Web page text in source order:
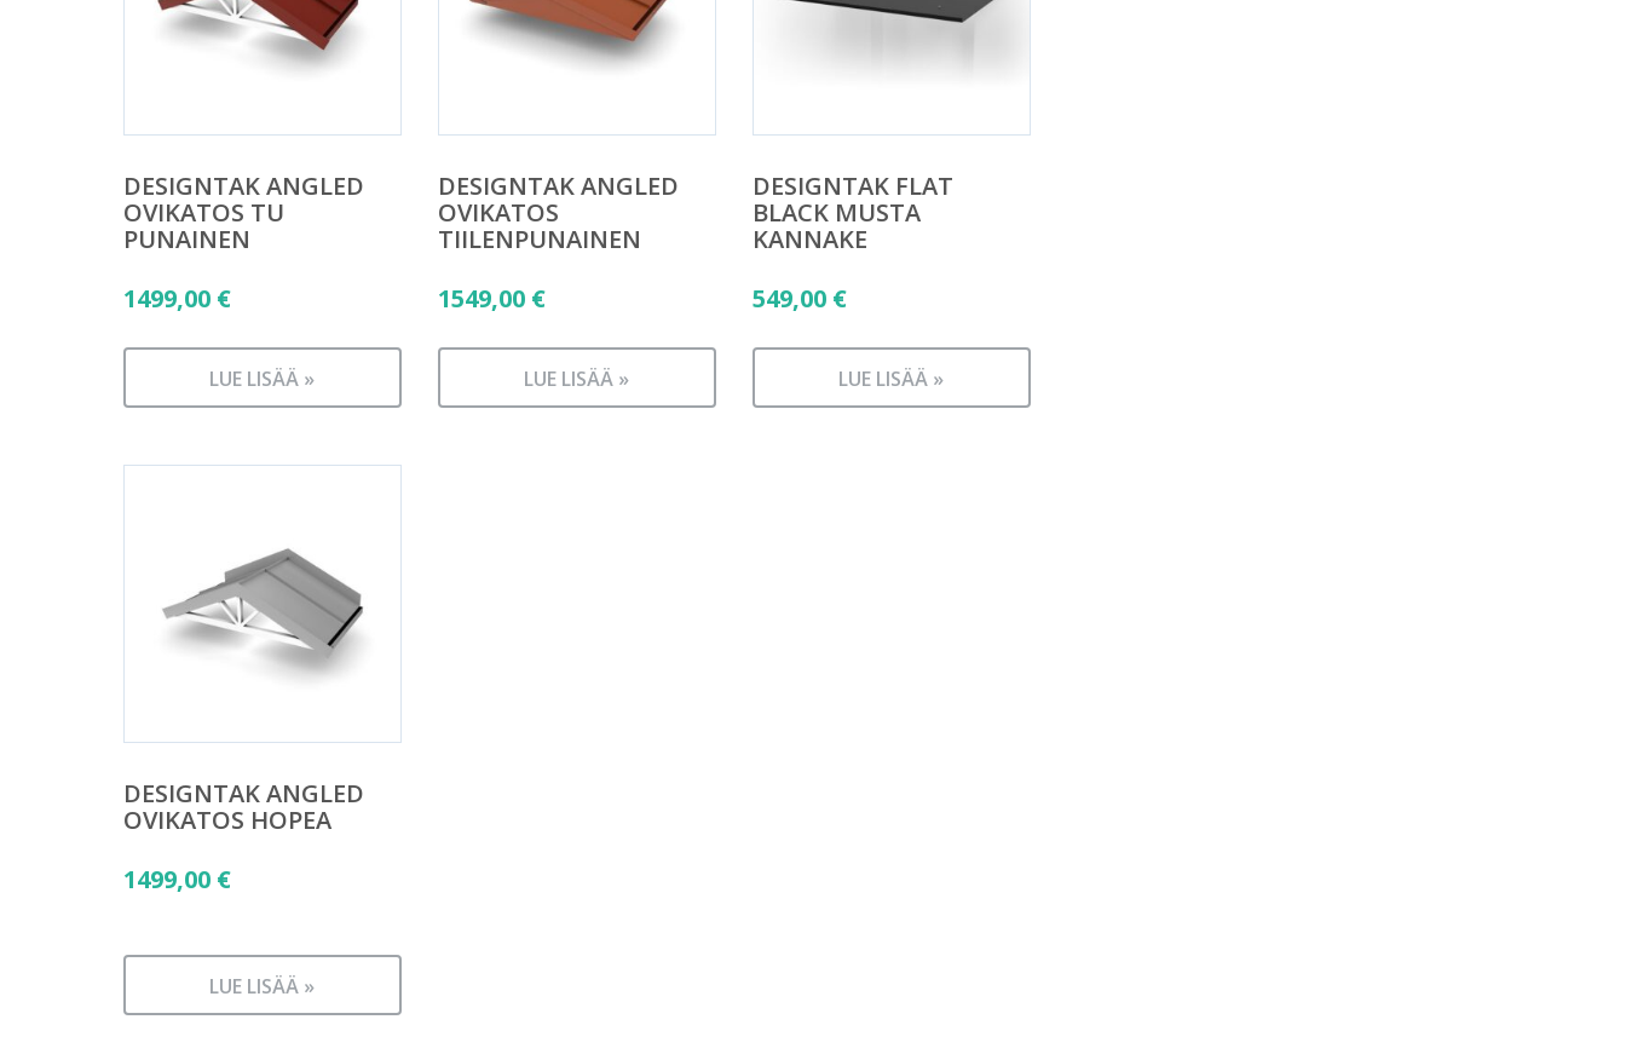
DESIGNTAK ANGLED
OVIKATOS TU
PUNAINEN
1499,00 €
LUE LISÄÄ »
DESIGNTAK ANGLED
OVIKATOS
TIILENPUNAINEN
1549,00 €
LUE LISÄÄ »
DESIGNTAK FLAT
BLACK MUSTA
KANNAKE
549,00 €
LUE LISÄÄ »
DESIGNTAK ANGLED
OVIKATOS HOPEA
1499,00 €
LUE LISÄÄ »